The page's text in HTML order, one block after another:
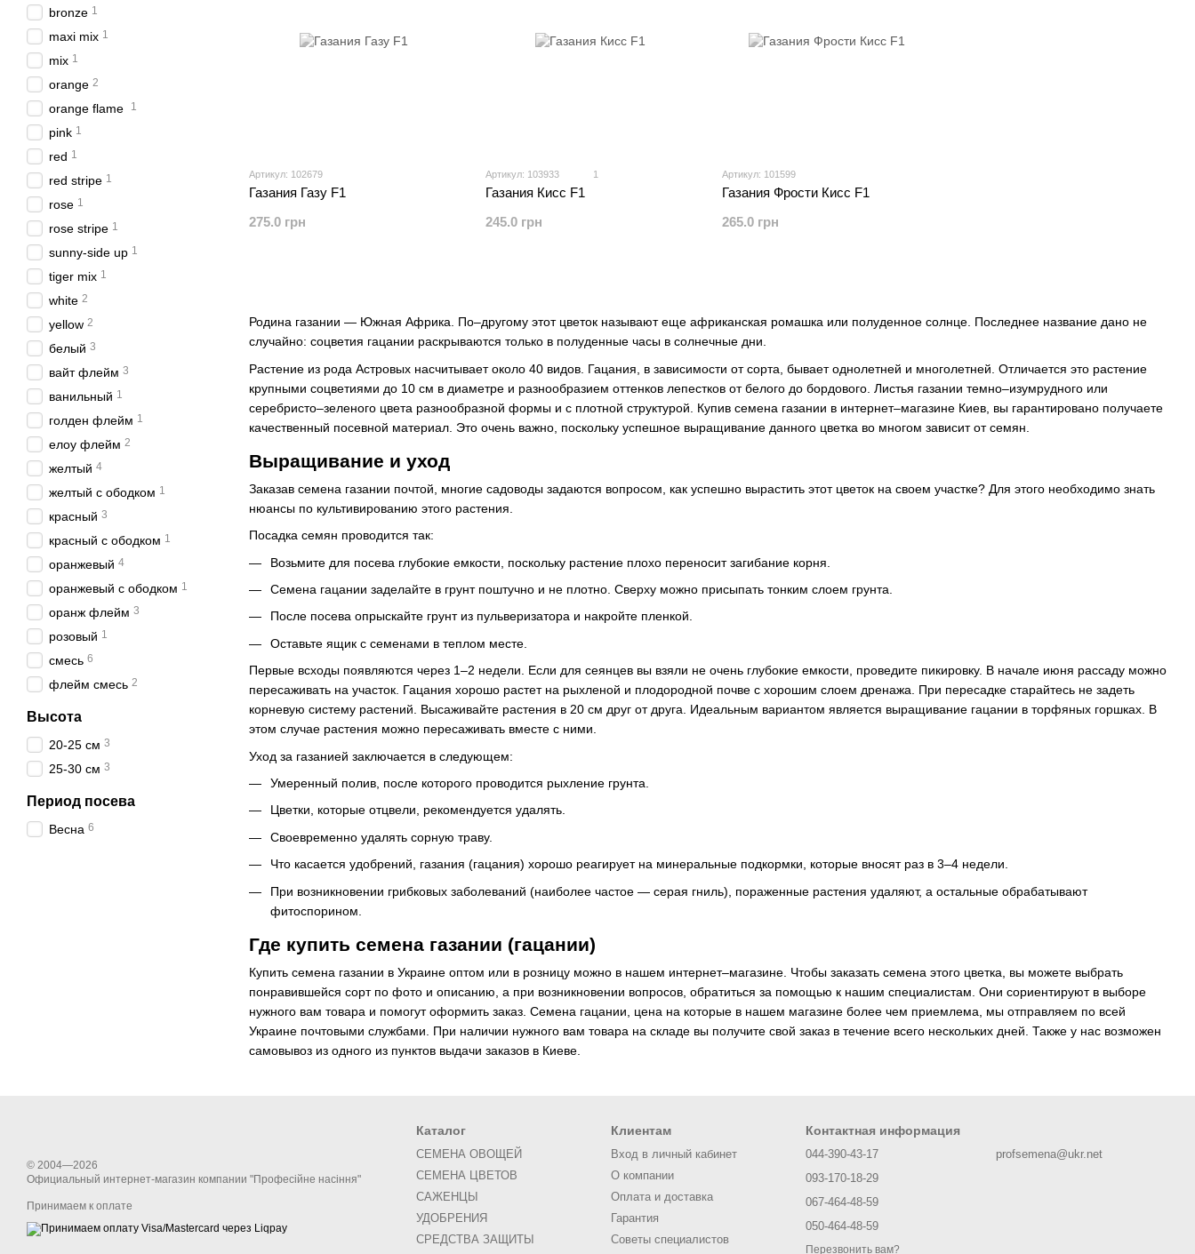
Родина газании — Южная Африка. По–другому этот цветок называют еще африканская ромашка или полуденное солнце. Последнее название дано не
случайно: соцветия гацании раскрываются только в полуденные часы в солнечные дни.
Растение из рода Астровых насчитывает около 40 видов. Гацания, в зависимости от сорта, бывает однолетней и многолетней. Отличается это растение
крупными соцветиями до 10 см в диаметре и разнообразием оттенков лепестков от белого до бордового. Листья газании темно–изумрудного или
серебристо–зеленого цвета разнообразной формы и с плотной структурой. Купив семена газании в интернет–магазине Киев, вы гарантировано получаете
качественный посевной материал. Это очень важно, поскольку успешное выращивание данного цветка во многом зависит от семян.
Выращивание и уход
Заказав семена газании почтой, многие садоводы задаются вопросом, как успешно вырастить этот цветок на своем участке? Для этого необходимо знать
нюансы по культивированию этого растения.
Посадка семян проводится так:
Возьмите для посева глубокие емкости, поскольку растение плохо переносит загибание корня.
Семена гацании заделайте в грунт поштучно и не плотно. Сверху можно присыпать тонким слоем грунта.
После посева опрыскайте грунт из пульверизатора и накройте пленкой.
Оставьте ящик с семенами в теплом месте.
Первые всходы появляются через 1–2 недели. Если для сеянцев вы взяли не очень глубокие емкости, проведите пикировку. В начале июня рассаду можно
пересаживать на участок. Гацания хорошо растет на рыхленой и плодородной почве с хорошим слоем дренажа. При пересадке старайтесь не задеть
корневую систему растений. Высаживайте растения в 20 см друг от друга. Идеальным вариантом является выращивание гацании в торфяных горшках. В
этом случае растения можно пересаживать вместе с ними.
Уход за газанией заключается в следующем:
Умеренный полив, после которого проводится рыхление грунта.
Цветки, которые отцвели, рекомендуется удалять.
Своевременно удалять сорную траву.
Что касается удобрений, газания (гацания) хорошо реагирует на минеральные подкормки, которые вносят раз в 3–4 недели.
При возникновении грибковых заболеваний (наиболее частое — серая гниль), пораженные растения удаляют, а остальные обрабатывают
фитоспорином.
Где купить семена газании (гацании)
Купить семена газании в Украине оптом или в розницу можно в нашем интернет–магазине. Чтобы заказать семена этого цветка, вы можете выбрать
понравившейся сорт по фото и описанию, а при возникновении вопросов, обратиться за помощью к нашим специалистам. Они сориентируют в выборе
нужного вам товара и помогут оформить заказ. Семена гацании, цена на которые в нашем магазине более чем приемлема, мы отправляем по всей
Украине почтовыми службами. При наличии нужного вам товара на складе вы получите свой заказ в течение всего нескольких дней. Также у нас возможен
самовывоз из одного из пунктов выдачи заказов в Киеве.
Артикул: 102679
Газания Газу F1
275.0 грн
Артикул: 103933 1
Газания Кисс F1
245.0 грн
Артикул: 101599
Газания Фрости Кисс F1
265.0 грн
bronze 1
maxi mix 1
mix 1
orange 2
orange flame 1
pink 1
red 1
red stripe 1
rose 1
rose stripe 1
sunny-side up 1
tiger mix 1
white 2
yellow 2
белый 3
вайт флейм 3
ванильный 1
голден флейм 1
елоу флейм 2
желтый 4
желтый с ободком 1
красный 3
красный с ободком 1
оранжевый 4
оранжевый с ободком 1
оранж флейм 3
розовый 1
смесь 6
флейм смесь 2
Высота
20-25 см 3
25-30 см 3
Период посева
Весна 6
© 2004—2026
Официальный интернет-магазин компании "Професійне насіння"
Принимаем к оплате
Каталог
СЕМЕНА ОВОЩЕЙ
СЕМЕНА ЦВЕТОВ
САЖЕНЦЫ
УДОБРЕНИЯ
СРЕДСТВА ЗАЩИТЫ
Клиентам
Вход в личный кабинет
О компании
Оплата и доставка
Гарантия
Советы специалистов
Контактная информация
044-390-43-17
093-170-18-29
067-464-48-59
050-464-48-59
Перезвонить вам?
profsemena@ukr.net